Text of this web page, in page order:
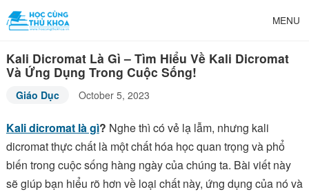
MENU
Kali Dicromat Là Gì – Tìm Hiểu Về Kali Dicromat
Và Ứng Dụng Trong Cuộc Sống!
Giáo Dục October 5, 2023
Kali dicromat là gì? Nghe thì có vẻ lạ lẫm, nhưng kali
dicromat thực chất là một chất hóa học quan trọng và phổ
biến trong cuộc sống hàng ngày của chúng ta. Bài viết này
sẽ giúp bạn hiểu rõ hơn về loại chất này, ứng dụng của nó và